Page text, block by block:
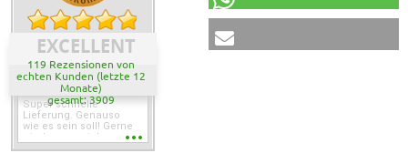
EXCELLENT
119 Rezensionen von
echten Kunden (letzte 12
Monate)
gesamt: 3909
Super schnelle
Lieferung. Genauso
wie es sein soll! Gerne
wieder wenn ich was